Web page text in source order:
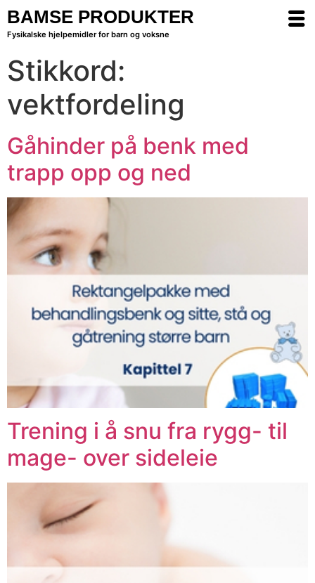
BAMSE PRODUKTER
Fysikalske hjelpemidler for barn og voksne
Stikkord:
vektfordeling
Gåhinder på benk med
trapp opp og ned
Trening i å snu fra rygg- til
mage- over sideleie